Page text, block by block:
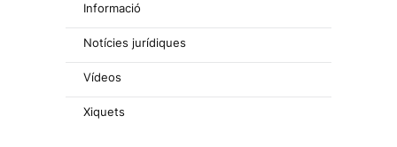
Informació
Notícies jurídiques
Vídeos
Xiquets